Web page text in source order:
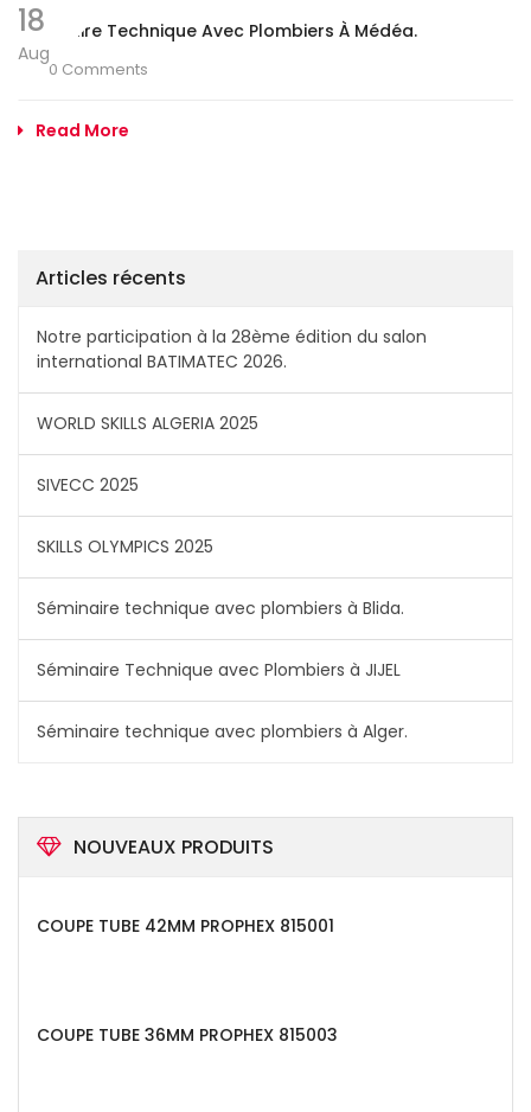
Articles récents
Notre participation à la 28ème édition du salon
international BATIMATEC 2026.
WORLD SKILLS ALGERIA 2025
SIVECC 2025
SKILLS OLYMPICS 2025
Séminaire technique avec plombiers à Blida.
Séminaire Technique avec Plombiers à JIJEL
Séminaire technique avec plombiers à Alger.
NOUVEAUX PRODUITS
COUPE TUBE 42MM PROPHEX 815001
COUPE TUBE 36MM PROPHEX 815003
18
Aug
Séminaire Technique Avec Plombiers À Médéa.
0 Comments
Read More